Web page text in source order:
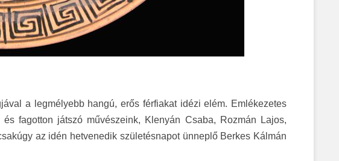
a legmélyebb hangú, erős férfiakat idézi elém. Emlékezetes
fagotton játszó művészeink, Klenyán Csaba, Rozmán Lajos,
az idén hetvenedik születésnapot ünneplő Berkes Kálmán